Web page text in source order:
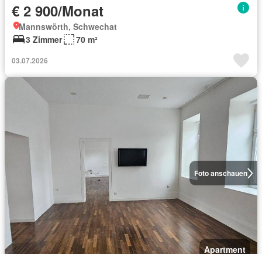
€ 2 900/Monat
Mannswörth, Schwechat
3 Zimmer
70 m²
03.07.2026
Foto anschauen
Apartment